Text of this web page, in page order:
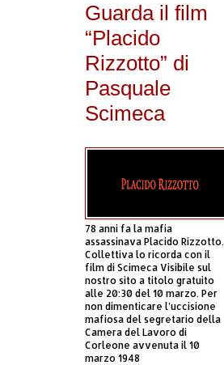
Guarda il film
“Placido
Rizzotto” di
Pasquale
Scimeca
78 anni fa la mafia
assassinava Placido Rizzotto.
Collettiva lo ricorda con il
film di Scimeca Visibile sul
nostro sito a titolo gratuito
alle 20:30 del 10 marzo. Per
non dimenticare l’uccisione
mafiosa del segretario della
Camera del Lavoro di
Corleone avvenuta il 10
marzo 1948